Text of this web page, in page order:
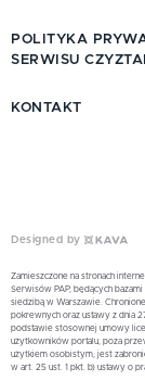
POLITYKA
SERWISU
KONTAKT
Designed by
Zamieszczone na stronach
Serwisów PAP, będących
siedzibą w Warszawie.
pokrewnych oraz ustawy z dnia
podstawie stosownej umowy
użytkowników portalu, poza
użytkiem osobistym, jest
w art. 25 ust. 1 pkt. b) ustawy o